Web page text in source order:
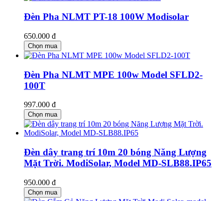
Đèn Pha NLMT PT-18 100W Modisolar
650.000 đ
Chọn mua
Đèn Pha NLMT MPE 100w Model SFLD2-
100T
997.000 đ
Chọn mua
Đèn dây trang trí 10m 20 bóng Năng Lượng
Mặt Trời. ModiSolar, Model MD-SLB88.IP65
950.000 đ
Chọn mua